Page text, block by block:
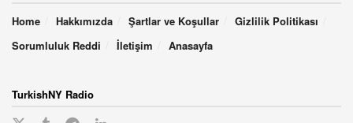
Home
Hakkımızda Şartlar ve Koşullar
Gizlilik Politikası
Sorumluluk Reddi
İletişim Anasayfa
TurkishNY Radio